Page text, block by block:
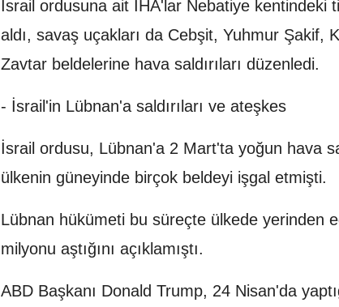
İsrail ordusuna ait İHA'lar Nebatiye kentindeki
aldı, savaş uçakları da Cebşit, Yuhmur Şakif,
Zavtar beldelerine hava saldırıları düzenledi.
- İsrail'in Lübnan'a saldırıları ve ateşkes
İsrail ordusu, Lübnan'a 2 Mart'ta yoğun hava
ülkenin güneyinde birçok beldeyi işgal etmişti.
Lübnan hükümeti bu süreçte ülkede yerinden
milyonu aştığını açıklamıştı.
ABD Başkanı Donald Trump, 24 Nisan'da